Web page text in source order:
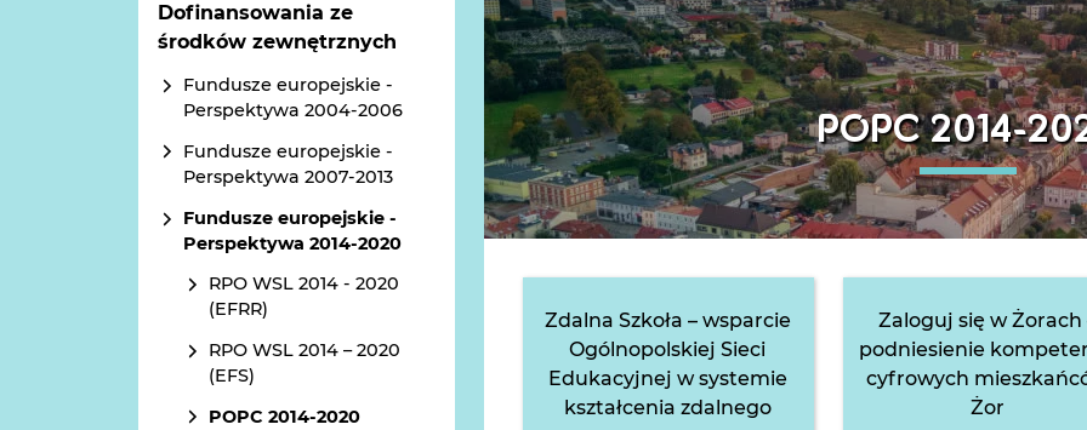
Dofinansowania ze
środków zewnętrznych
Fundusze europejskie -
Perspektywa 2004-2006
Fundusze europejskie -
Perspektywa 2007-2013
Fundusze europejskie -
Perspektywa 2014-2020
RPO WSL 2014 - 2020
(EFRR)
RPO WSL 2014 – 2020
(EFS)
POPC 2014-2020
POPC 2014-
Zdalna Szkoła – wsparcie
Ogólnopolskiej Sieci
Edukacyjnej w systemie
kształcenia zdalnego
Zaloguj się w Żorach
podniesienie
cyfrowych
Żor